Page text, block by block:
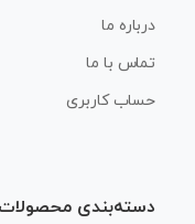
درباره ما
تماس با ما
حساب کاربری
دسته‌بندی محصولات